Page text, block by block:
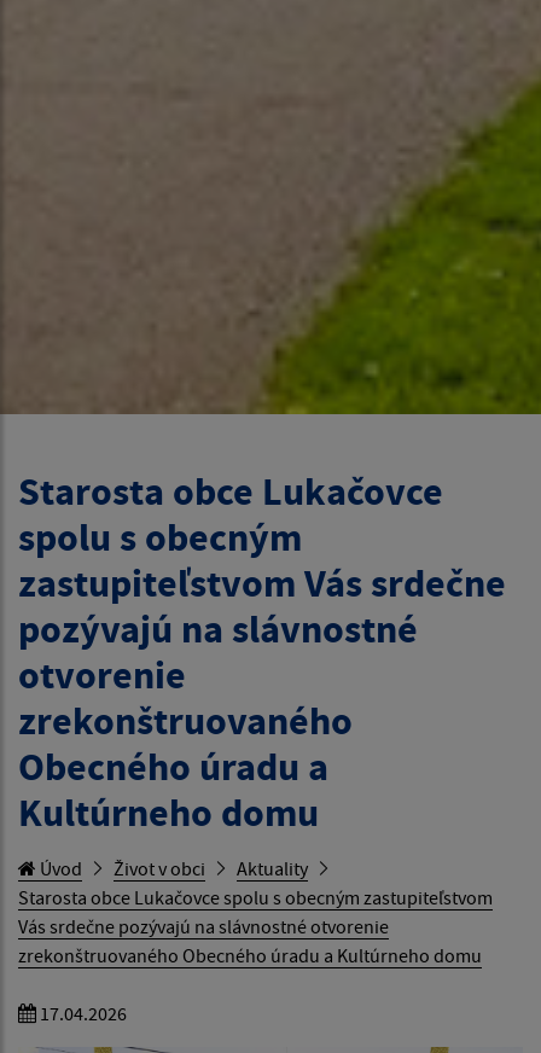
Starosta obce Lukačovce
spolu s obecným
zastupiteľstvom Vás srdečne
pozývajú na slávnostné
otvorenie
zrekonštruovaného
Obecného úradu a
Kultúrneho domu
Úvod Život v obci
Aktuality
Starosta obce Lukačovce spolu s obecným zastupiteľstvom
Vás srdečne pozývajú na slávnostné otvorenie
zrekonštruovaného Obecného úradu a Kultúrneho domu
17.04.2026